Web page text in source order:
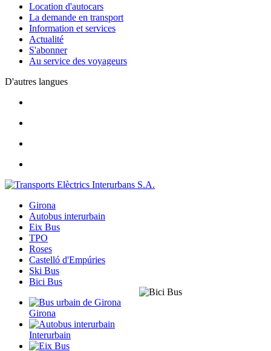
Location d'autocars
La demande en transport
Information et services
Actualité
S'abonner
Au service des voyageurs
D'autres langues
Girona
Autobus interurbain
Eix Bus
TPO
Roses
Castelló d'Empúries
Ski Bus
Bici Bus
Girona
Interurbain